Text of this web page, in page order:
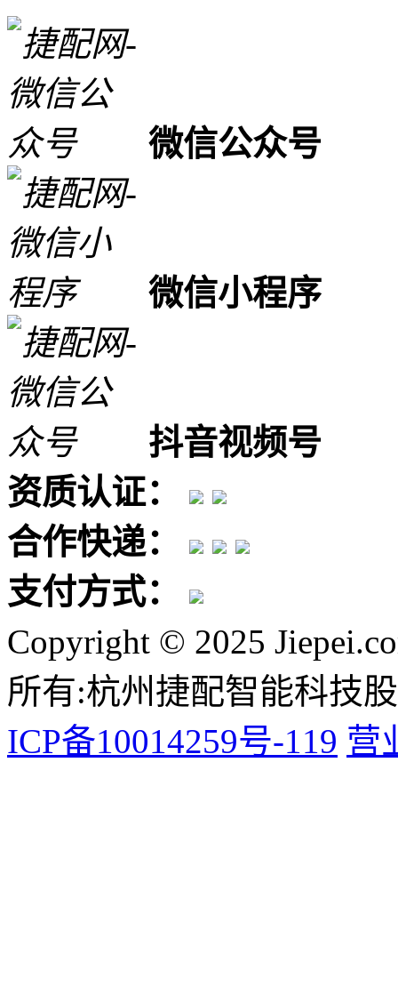
微信公众号
微信小程序
抖音视频号
资质认证：
合作快递：
支付方式：
Copyright © 2025
所有:杭州捷配智能科技
ICP备10014259号-119 营